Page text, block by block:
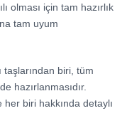
olması için tam hazırlık
tam uyum
taşlarından biri, tüm
hazırlanmasıdır.
biri hakkında detaylı